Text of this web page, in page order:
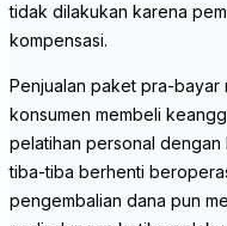
tidak dilakukan karena
kompensasi.
Penjualan paket pra-bayar
konsumen membeli
pelatihan personal dengan
tiba-tiba berhenti
pengembalian dana pun